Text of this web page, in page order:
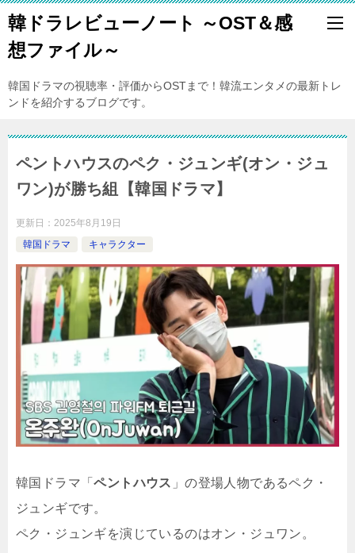
韓ドラレビューノート ～OST＆感
想ファイル～
韓国ドラマの視聴率・評価からOSTまで！韓流エンタメの最新トレ
ンドを紹介するブログです。
ペントハウスのペク・ジュンギ(オン・ジュ
ワン)が勝ち組【韓国ドラマ】
更新日： 2025年8月19日
韓国ドラマ
キャラクター
韓国ドラマ「ペントハウス 」の登場人物であるペク・
ジュンギです。
ペク・ジュンギを演じているのはオン・ジュワン。